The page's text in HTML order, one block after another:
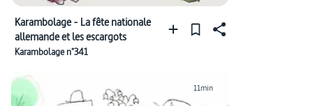
Karambolage - La fête nationale
allemande et les escargots
Karambolage n°341
11min